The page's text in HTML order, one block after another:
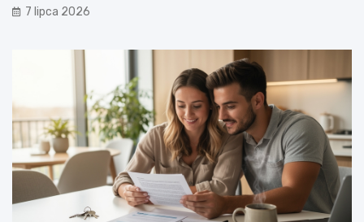
7 lipca 2026